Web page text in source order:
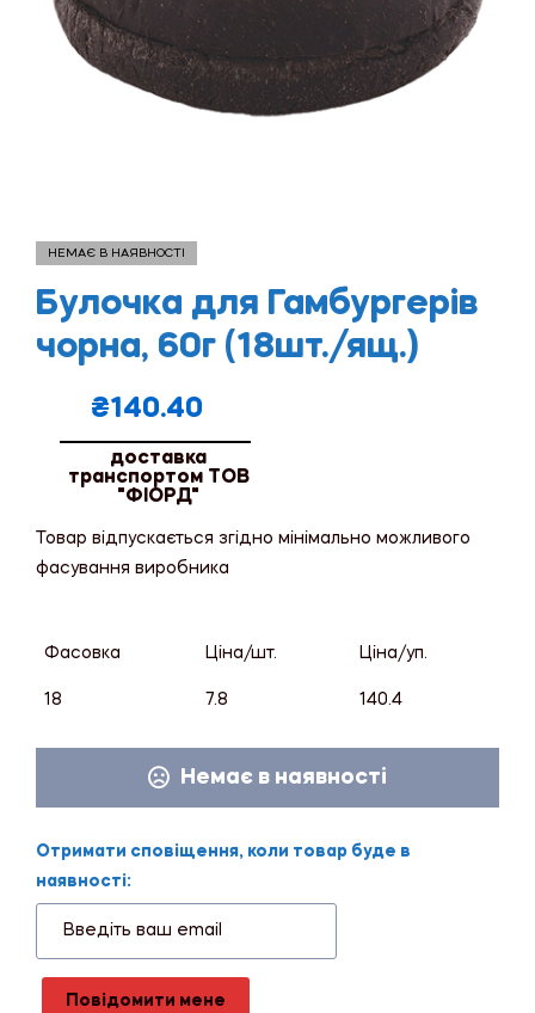
НЕМАЄ В НАЯВНОСТІ
Булочка для Гамбургерів
чорна, 60г (18шт./ящ.)
₴140.40
доставка
транспортом ТОВ
"ФІОРД"
Товар відпускається згідно мінімально можливого
фасування виробника
Фасовка Ціна/шт. Ціна/уп.
18 7.8 140.4
Немає в наявності
Отримати сповіщення, коли товар буде в
наявності:
Повідомити мене